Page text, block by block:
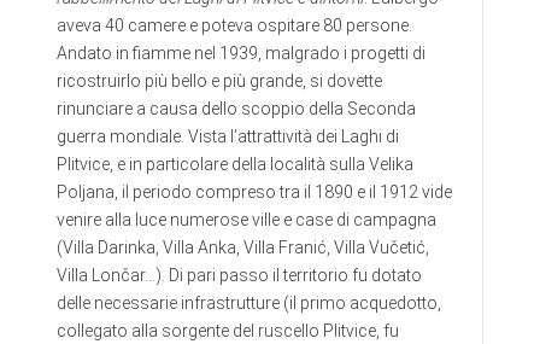
aveva 40 camere e poteva ospitare 80 persone.
Andato in fiamme nel 1939, malgrado i progetti di
ricostruirlo più bello e più grande, si dovette
rinunciare a causa dello scoppio della Seconda
guerra mondiale. Vista l’attrattività dei Laghi di
Plitvice, e in particolare della località sulla Velika
Poljana, il periodo compreso tra il 1890 e il 1912 vide
venire alla luce numerose ville e case di campagna
(Villa Darinka, Villa Anka, Villa Franić, Villa Vučetić,
Villa Lončar…). Di pari passo il territorio fu dotato
delle necessarie infrastrutture (il primo acquedotto,
collegato alla sorgente del ruscello Plitvice, fu